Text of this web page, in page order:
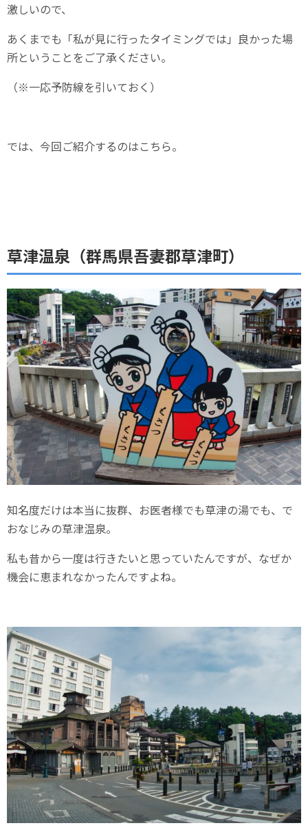
激しいので、
あくまでも「私が見に行ったタイミングでは」良かった場
所ということをご了承ください。
（※一応予防線を引いておく）
では、今回ご紹介するのはこちら。
草津温泉（群馬県吾妻郡草津町）
知名度だけは本当に抜群、お医者様でも草津の湯でも、で
おなじみの草津温泉。
私も昔から一度は行きたいと思っていたんですが、なぜか
機会に恵まれなかったんですよね。